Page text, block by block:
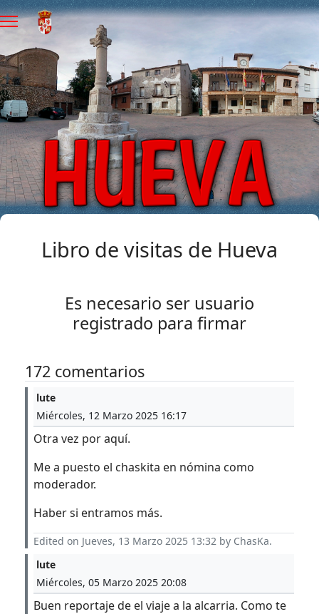
Libro de visitas de Hueva
Es necesario ser usuario
registrado para firmar
172 comentarios
lute
Miércoles, 12 Marzo 2025 16:17
Otra vez por aquí.
Me a puesto el chaskita en nómina como
moderador.
Haber si entramos más.
Edited on Jueves, 13 Marzo 2025 13:32 by ChasKa.
lute
Miércoles, 05 Marzo 2025 20:08
Buen reportaje de el viaje a la alcarria. Como te